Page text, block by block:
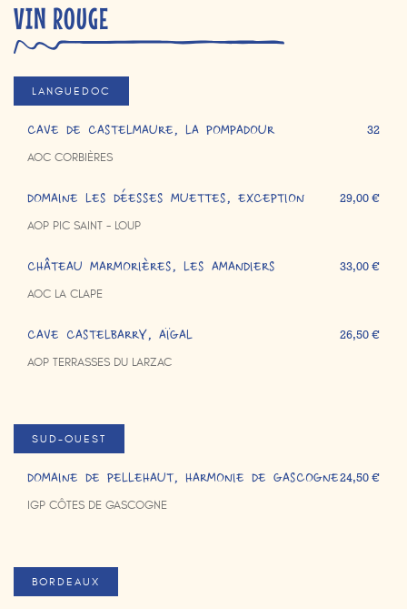
VIN ROUGE
LANGUEDOC
CAVE DE CASTELMAURE, LA POMPADOUR
AOC CORBIÈRES
32
DOMAINE LES DÉESSES MUETTES, EXCEPTION
AOP PIC SAINT - LOUP
29,00 €
CHÂTEAU MARMORIÈRES, LES AMANDIERS
AOC LA CLAPE
33,00 €
CAVE CASTELBARRY, AÏGAL
AOP TERRASSES DU LARZAC
26,50 €
SUD-OUEST
DOMAINE DE PELLEHAUT, HARMONIE DE GASCOGNE
IGP CÔTES DE GASCOGNE
24,50 €
BORDEAUX